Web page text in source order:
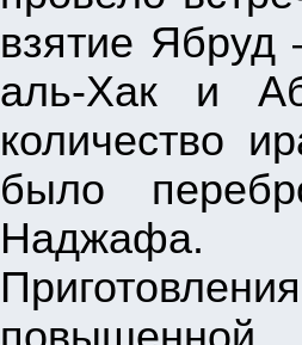
взятие Ябруд
аль-Хак и
количество
было
Наджафа.